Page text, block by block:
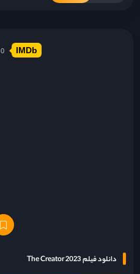
دانلود فیلم The Creator 2023
IMDb